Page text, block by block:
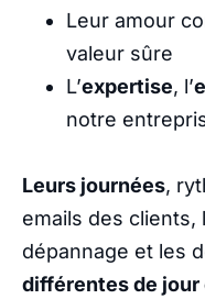
Leur amour
valeur sûre
L’expertise, l’
notre
Leurs journées,
emails des clients,
dépannage et les
différentes de jour